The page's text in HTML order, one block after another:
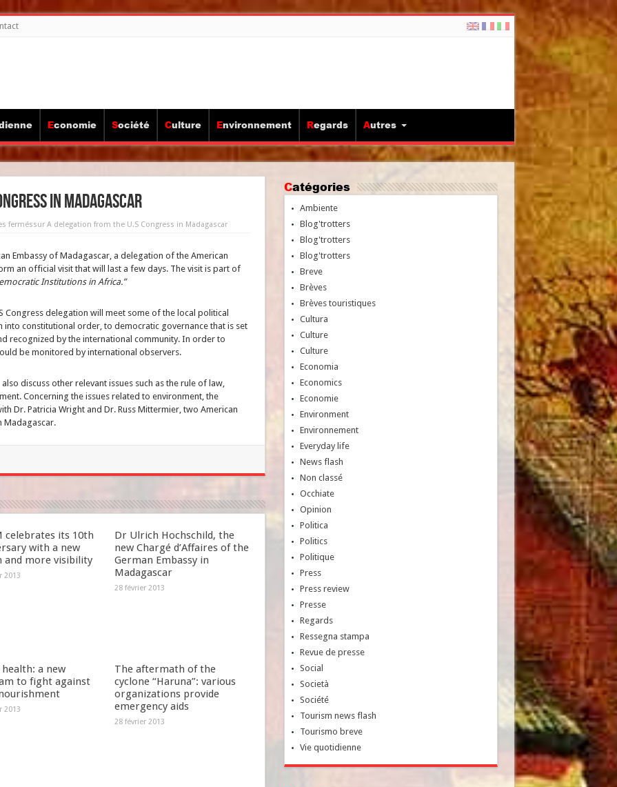
Economie Société Culture Environnement Regards Autres
in Madagascar
ferméssur A delegation from the U.S Congress in Madagascar
Embassy of Madagascar, a delegation of the American
an official visit that will last a few days. The visit is part of
Institutions in Africa.”
Congress delegation will meet some of the local political
into constitutional order, to democratic governance that is set
recognized by the international community. In order to
be monitored by international observers.
discuss other relevant issues such as the rule of law,
Concerning the issues related to environment, the
Dr. Patricia Wright and Dr. Russ Mittermier, two American
Madagascar.
celebrates its 10th
with a new
and more visibility
2013
Dr Ulrich Hochschild, the
new Chargé d’Affaires of the
German Embassy in
Madagascar
28 février 2013
a new
to fight against
2013
The aftermath of the
cyclone “Haruna”: various
organizations provide
emergency aids
28 février 2013
Catégories
Ambiente
Blog'trotters
Blog'trotters
Blog'trotters
Breve
Brèves
Brèves touristiques
Cultura
Culture
Culture
Economia
Economics
Economie
Environment
Environnement
Everyday life
News flash
Non classé
Occhiate
Opinion
Politica
Politics
Politique
Press
Press review
Presse
Regards
Ressegna stampa
Revue de presse
Social
Società
Société
Tourism news flash
Tourismo breve
Vie quotidienne